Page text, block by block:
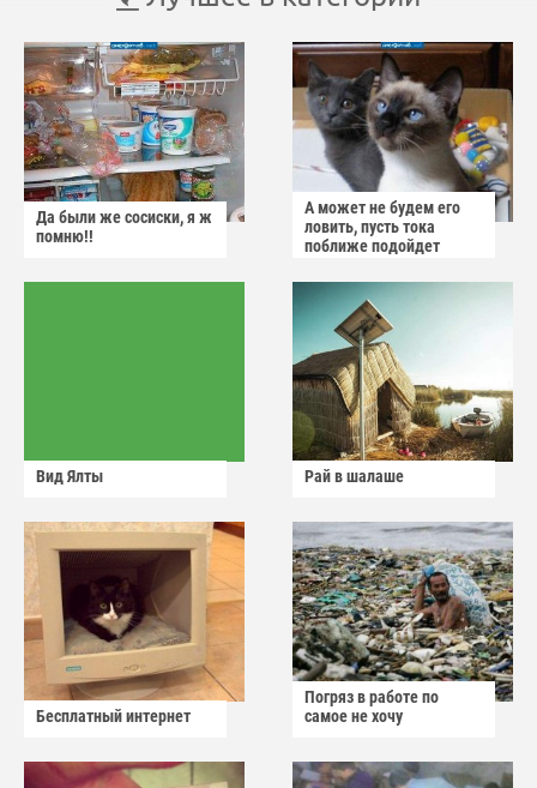
Да были же сосиски, я ж
помню!!
А может не будем его
ловить, пусть тока
поближе подойдет
Вид Ялты Рай в шалаше
Бесплатный интернет
Погряз в работе по
самое не хочу